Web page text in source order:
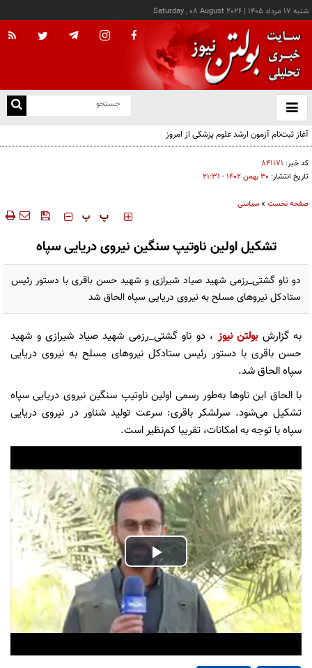
شنبه ۱۷ مرداد ۱۴۰۵ |
Saturday , 08 August 2026
باز
و
آغاز ثبت‌نام آزمون ارشد علوم پزشکی از امروز
کد خبر: ۸۴۱۱۷۱
تاریخ انتشار: ۳۰ بهمن ۱۴۰۲ - ۲۱:۳۱
صفحه نخست »سیاسی
‍‍‍ پ پ
تشکیل اولین ناوتیپ سنگین نیروی دریایی سپاه
دو ناو گشتی_رزمی شهید صیاد شیرازی و شهید حسن باقری با دستور رئیس
ستادکل نیروهای مسلح به نیروی دریایی سپاه الحاق شد
به گزارش بولتن نیوز ، دو ناو گشتی_رزمی شهید صیاد شیرازی و شهید
حسن باقری با دستور رئیس ستادکل نیروهای مسلح به نیروی دریایی
سپاه الحاق شد.
با الحاق این ناوها به‌طور رسمی اولین ناوتیپ سنگین نیروی دریایی سپاه
تشکیل می‌شود. سرلشکر باقری: سرعت تولید شناور در نیروی دریایی
سپاه با توجه به امکانات، تقریبا کم‌نظیر است.
Play
Video